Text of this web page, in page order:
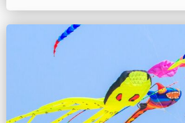
дальнейшего образов...